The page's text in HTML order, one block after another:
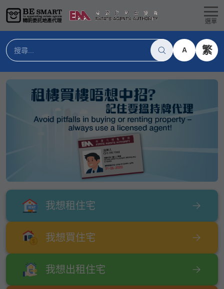
選單
A 繁
我想租住宅
我想買住宅
我想出租住宅